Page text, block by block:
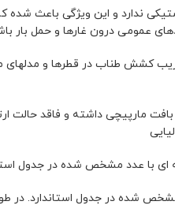
ندارد و این ویژگی باعث
کشش طناب در قطرها و مدلهای
مارپیچی داشته و فاقد حالت
با عدد مشخص شده در جدول
شده در جدول استاندارد.